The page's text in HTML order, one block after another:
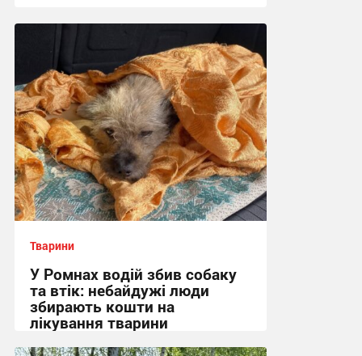
Тварини
У Ромнах водій збив собаку
та втік: небайдужі люди
збирають кошти на
лікування тварини